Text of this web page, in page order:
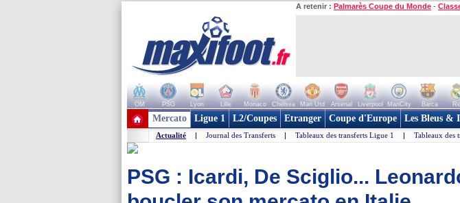
A retenir : Palmarès Coupe du Monde -
OM PSG Lyon Lille Monaco Chelsea Man Utd Arsenal Liverpool ManCity Barca
+ de clubs
Mercato Ligue 1 L2/Coupes Etranger Coupe d'Europe Les Bleus &
Actualité | Journal des Transferts | Tableaux des transferts Ligue 1 | Tableaux des
PSG : Icardi, De Sciglio...